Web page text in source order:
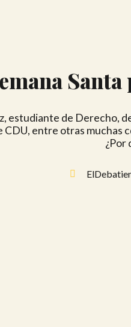
estudiante de Derecho,
CDU, entre otras
¿Por